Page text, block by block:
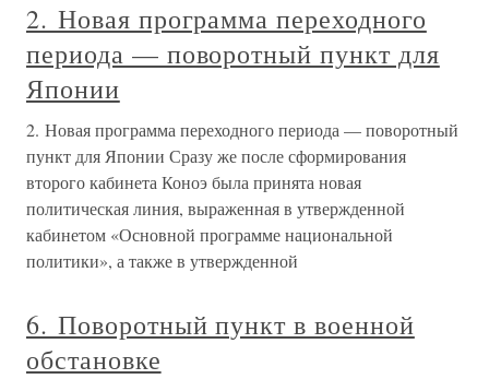
2. Новая программа переходного
периода — поворотный пункт для
Японии
2. Новая программа переходного периода — поворотный
пункт для Японии Сразу же после сформирования
второго кабинета Коноэ была принята новая
политическая линия, выраженная в утвержденной
кабинетом «Основной программе национальной
политики», а также в утвержденной
6. Поворотный пункт в военной
обстановке